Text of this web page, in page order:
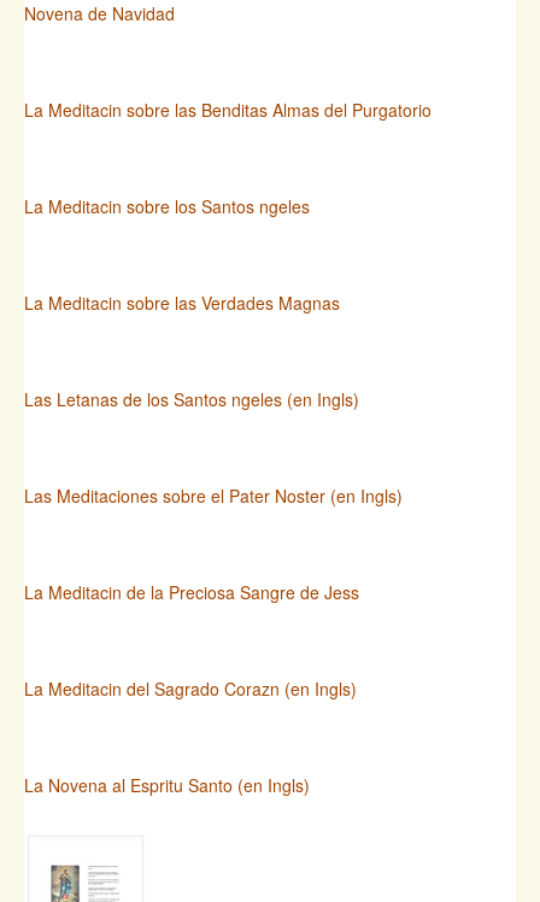
Novena de Navidad
La Meditacin sobre las Benditas Almas del Purgatorio
La Meditacin sobre los Santos ngeles
La Meditacin sobre las Verdades Magnas
Las Letanas de los Santos ngeles (en Ingls)
Las Meditaciones sobre el Pater Noster (en Ingls)
La Meditacin de la Preciosa Sangre de Jess
La Meditacin del Sagrado Corazn (en Ingls)
La Novena al Espritu Santo (en Ingls)